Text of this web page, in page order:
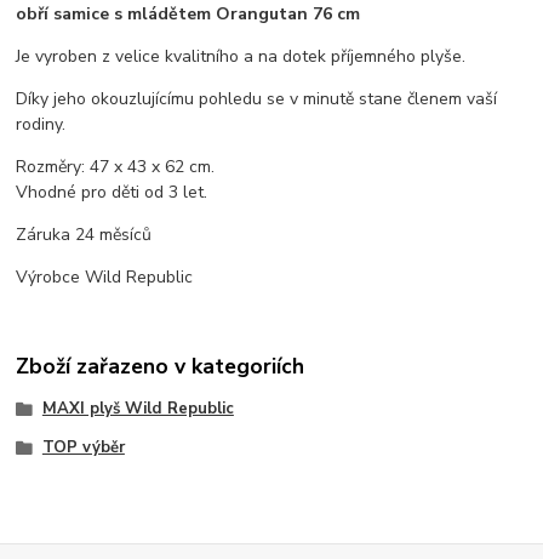
obří samice s mládětem Orangutan 76 cm
Je vyroben z velice kvalitního a na dotek příjemného plyše.
Díky jeho okouzlujícímu pohledu se v minutě stane členem vaší
rodiny.
Rozměry: 47 x 43 x 62 cm.
Vhodné pro děti od 3 let.
Záruka 24 měsíců
Výrobce Wild Republic
Zboží zařazeno v kategoriích
MAXI plyš Wild Republic
TOP výběr